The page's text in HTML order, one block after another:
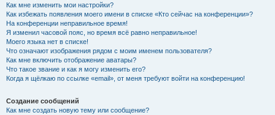
Как мне изменить мои настройки?
Как избежать появления моего имени в списке «Кто сейчас на конференции»?
На конференции неправильное время!
Я изменил часовой пояс, но время всё равно неправильное!
Моего языка нет в списке!
Что означают изображения рядом с моим именем пользователя?
Как мне включить отображение аватары?
Что такое звание и как я могу изменить его?
Когда я щёлкаю по ссылке «email», от меня требуют войти на конференцию!
Создание сообщений
Как мне создать новую тему или сообщение?